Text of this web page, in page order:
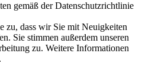
gemäß der Datenschutzrichtlinie
zu, dass wir Sie mit Neuigkeiten
Sie stimmen außerdem unseren
zu. Weitere Informationen